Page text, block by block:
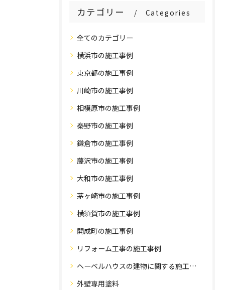
カテゴリー Categories
全てのカテゴリー
横浜市の施工事例
東京都の施工事例
川崎市の施工事例
相模原市の施工事例
秦野市の施工事例
鎌倉市の施工事例
藤沢市の施工事例
大和市の施工事例
茅ヶ崎市の施工事例
横須賀市の施工事例
開成町の施工事例
リフォーム工事の施工事例
ヘーベルハウスの建物に関する施工事例
外壁専用塗料